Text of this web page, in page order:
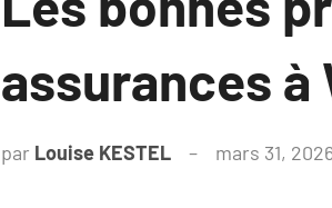
assurances à
par Louise KESTEL mars 31,